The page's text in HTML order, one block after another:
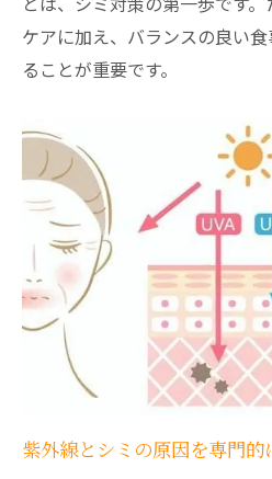
食事と睡眠が与える
顔のシミ原因を防ぐ
女性ホルモンとシミ発生
女性ホルモンの変化
肝斑原因とホルモン
加齢による女性ホル
生理周期や妊娠中に
美容皮膚科が考え
ストレスがシミの原因に
ストレスがシミ原因
ケアに加え、バランスの良い
ることが重要です。
紫外線とシミの原因を専門的